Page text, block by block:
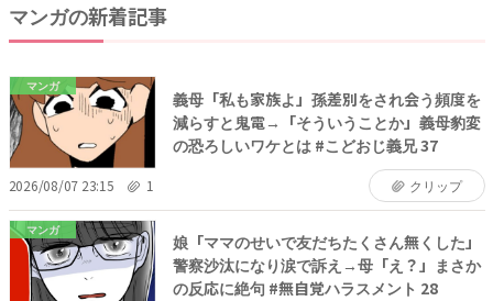
マンガの新着記事
マンガ
義母「私も家族よ」孫差別をされ会う頻度を
減らすと鬼電→「そういうことか」義母豹変
の恐ろしいワケとは #こどおじ義兄 37
2026/08/07 23:15 1 クリップ
マンガ
娘「ママのせいで友だちたくさん無くした」
警察沙汰になり涙で訴え→母「え？」まさか
の反応に絶句 #無自覚ハラスメント 28